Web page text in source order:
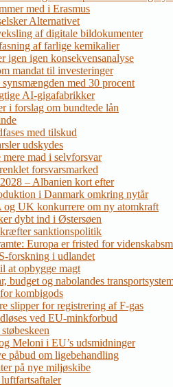
med i Erasmus
Alternativet
af digitale bildokumenter
af farlige kemikalier
igen igen konsekvensanalyse
mandat til investeringer
med 30 procent
AI-gigafabrikker
i forslag om bundtede lån
med tilskud
udskydes
mad i selvforsvar
forsvarsmarked
– Albanien kort efter
i Danmark omkring nytår
og UK konkurrere om ny atomkraft
dybt ind i Østersøen
sanktionspolitik
Europa er fristed for
forskning i udlandet
at opbygge magt
budget og nabolandes
kombigods
slipper for registrering af F-gas
ved EU-minkforbud
Meloni i EU’s udsmidninger
påbud om ligebehandling
på nye miljøskibe